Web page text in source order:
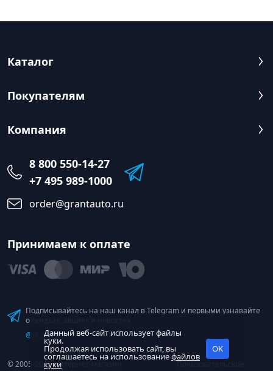
Каталог
Покупателям
Компания
8 800 550-14-27
+7 495 989-1000
order@grantauto.ru
Принимаем к оплате
Подписывайтесь на наш канал в Telegram и первыми узнавайте
о скидках, акциях и новостях
@tk_grant
© 2005-2026 Интернет-магазин
Пользовательское
Данный веб-сайт использует файлы
куки.
Продолжая использовать сайт, вы
соглашаетесь на использованиефайлов
куки
OK